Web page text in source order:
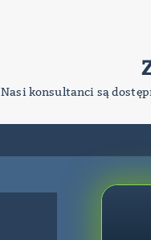
Nasi konsultanci są